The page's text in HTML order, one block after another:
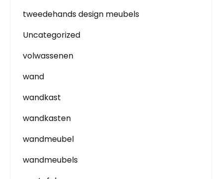
tweedehands design meubels
Uncategorized
volwassenen
wand
wandkast
wandkasten
wandmeubel
wandmeubels